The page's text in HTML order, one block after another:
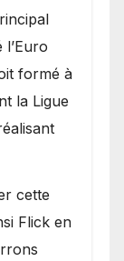
formé à
la Ligue
cette
Flick en